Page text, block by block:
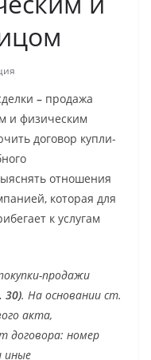
– продажа
и физическим
договор купли-
отношения
которая для
к услугам
продажи
30). На основании ст.
акта,
договора: номер
иные